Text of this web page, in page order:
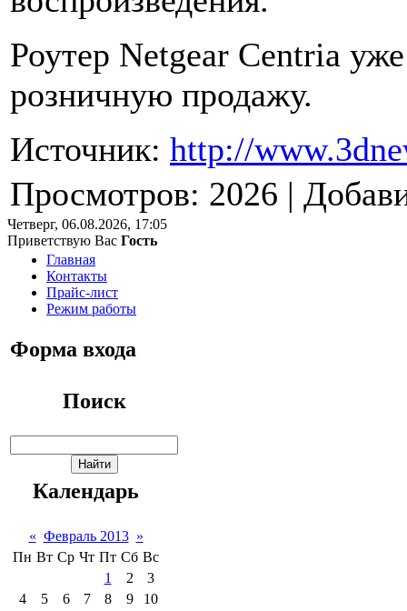
Роутер Netgear Centria
розничную продажу.
Источник: http://
Просмотров: 2026 |
Четверг, 06.08.2026, 17:05
Приветствую Вас Гость
Главная
Контакты
Прайс-лист
Режим работы
Форма входа
Поиск
Календарь
« Февраль 2013 »
Пн Вт Ср Чт Пт Сб Вс
1
2
3
4
5 6 7 8 9
10